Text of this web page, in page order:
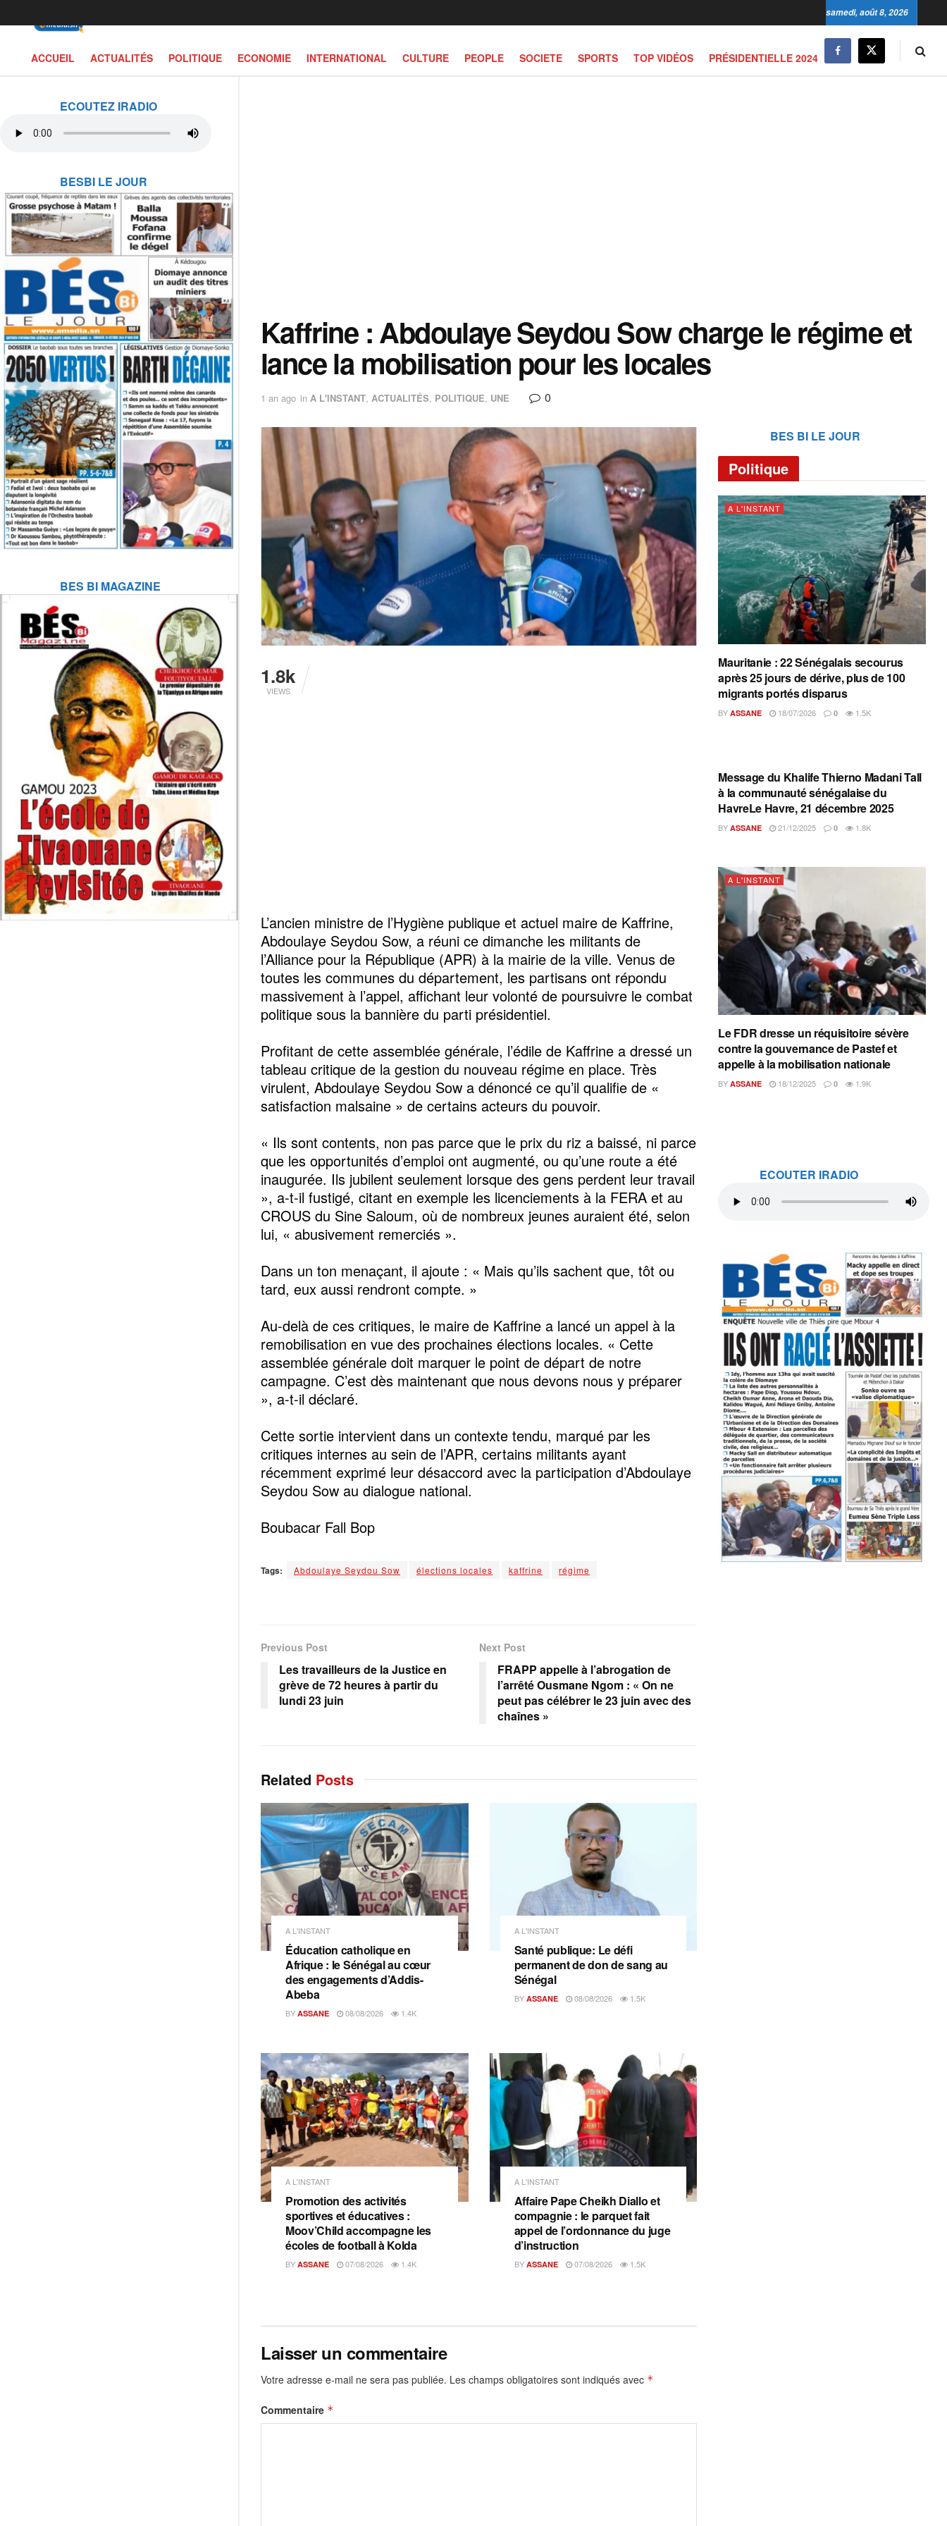
ECOUTEZ IRADIO
BESBI LE JOUR
BES BI MAGAZINE
samedi, août 8, 2026
ACCUEIL ACTUALITÉS POLITIQUE ECONOMIE INTERNATIONAL CULTURE PEOPLE SOCIETE SPORTS TOP VIDÉOS PRÉSIDENTIELLE 2024
Kaffrine : Abdoulaye Seydou Sow charge le régime et
lance la mobilisation pour les locales
1 an ago in A L'INSTANT, ACTUALITÉS, POLITIQUE, UNE 0
1.8k
VIEWS
L’ancien ministre de l’Hygiène publique et actuel maire de Kaffrine,
Abdoulaye Seydou Sow, a réuni ce dimanche les militants de
l’Alliance pour la République (APR) à la mairie de la ville. Venus de
toutes les communes du département, les partisans ont répondu
massivement à l’appel, affichant leur volonté de poursuivre le combat
politique sous la bannière du parti présidentiel.
Profitant de cette assemblée générale, l’édile de Kaffrine a dressé un
tableau critique de la gestion du nouveau régime en place. Très
virulent, Abdoulaye Seydou Sow a dénoncé ce qu’il qualifie de «
satisfaction malsaine » de certains acteurs du pouvoir.
« Ils sont contents, non pas parce que le prix du riz a baissé, ni parce
que les opportunités d’emploi ont augmenté, ou qu’une route a été
inaugurée. Ils jubilent seulement lorsque des gens perdent leur travail
», a-t-il fustigé, citant en exemple les licenciements à la FERA et au
CROUS du Sine Saloum, où de nombreux jeunes auraient été, selon
lui, « abusivement remerciés ».
Dans un ton menaçant, il ajoute : « Mais qu’ils sachent que, tôt ou
tard, eux aussi rendront compte. »
Au-delà de ces critiques, le maire de Kaffrine a lancé un appel à la
remobilisation en vue des prochaines élections locales. « Cette
assemblée générale doit marquer le point de départ de notre
campagne. C’est dès maintenant que nous devons nous y préparer
», a-t-il déclaré.
Cette sortie intervient dans un contexte tendu, marqué par les
critiques internes au sein de l’APR, certains militants ayant
récemment exprimé leur désaccord avec la participation d’Abdoulaye
Seydou Sow au dialogue national.
Boubacar Fall Bop
Tags: Abdoulaye Seydou Sow élections locales kaffrine régime
Previous Post
Les travailleurs de la Justice en
grève de 72 heures à partir du
lundi 23 juin
Next Post
FRAPP appelle à l’abrogation de
l’arrêté Ousmane Ngom : « On ne
peut pas célébrer le 23 juin avec des
chaînes »
Related Posts
A L'INSTANT
Éducation catholique en
Afrique : le Sénégal au cœur
des engagements d’Addis-
Abeba
BY ASSANE 08/08/2026 1.4K
A L'INSTANT
Santé publique: Le défi
permanent de don de sang au
Sénégal
BY ASSANE 08/08/2026 1.5K
A L'INSTANT
Promotion des activités
sportives et éducatives :
Moov’Child accompagne les
écoles de football à Kolda
BY ASSANE 07/08/2026 1.4K
A L'INSTANT
Affaire Pape Cheikh Diallo et
compagnie : le parquet fait
appel de l’ordonnance du juge
d’instruction
BY ASSANE 07/08/2026 1.5K
Laisser un commentaire
Votre adresse e-mail ne sera pas publiée. Les champs obligatoires sont indiqués avec *
Commentaire *
BES BI LE JOUR
Politique
A L'INSTANT
Mauritanie : 22 Sénégalais secourus
après 25 jours de dérive, plus de 100
migrants portés disparus
BY ASSANE 18/07/2026 0 1.5K
A L'INSTANT
Message du Khalife Thierno Madani Tall
à la communauté sénégalaise du
HavreLe Havre, 21 décembre 2025
BY ASSANE 21/12/2025 0 1.8K
A L'INSTANT
Le FDR dresse un réquisitoire sévère
contre la gouvernance de Pastef et
appelle à la mobilisation nationale
BY ASSANE 18/12/2025 0 1.9K
ECOUTER IRADIO